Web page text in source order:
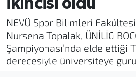
ikincisi oldu
NEVÜ Spor Bilimleri
Nursena Topalak, ÜNİLİG
Şampiyonası’nda elde ettiği
derecesiyle üniversiteye
Süper Lig Puan Durumu ve
Tüm Manşetler
Son Dakika Haberleri